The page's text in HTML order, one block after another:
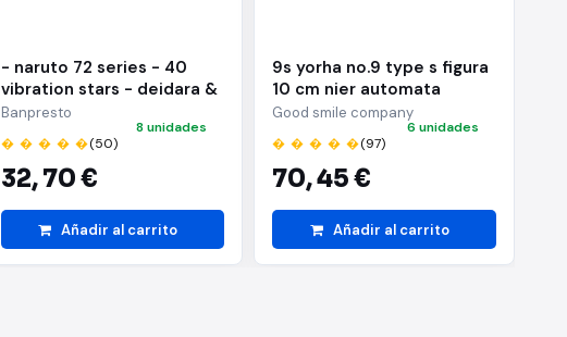
- naruto 72 series - 40
vibration stars - deidara &
sasuke uchiha - (b:sasuke
uchiha)
Banpresto
� � � � �(50)
32,70 €
8 unidades
Añadir al carrito
9s yorha no.9 type s figura
10 cm nier automata
nendoroid
Good smile company
� � � � �(97)
70,45 €
6 unidades
Añadir al carrito